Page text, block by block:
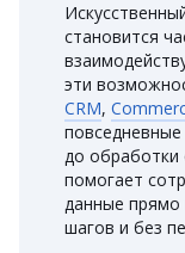
становится
эти
CRM,
до
помогает
данные прямо
шагов и без